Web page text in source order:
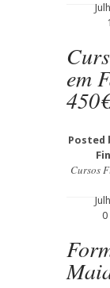
em
Posted
Cursos
0